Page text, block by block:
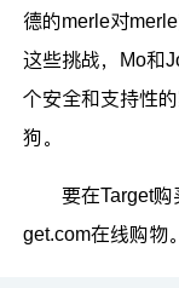
德的merle对
这些挑战，Mo和
个安全和支持性
狗。
要在Target
get.com在线购物。